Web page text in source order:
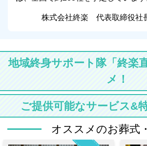
株式会社終楽 代表取締役
地域終身サポート隊「終楽
メ！
ご提供可能なサービス&
オススメのお葬式